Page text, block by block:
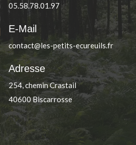
05.58.78.01.97
E-Mail
contact@les-petits-ecureuils.fr
Adresse
254, chemin Crastail
40600 Biscarrosse